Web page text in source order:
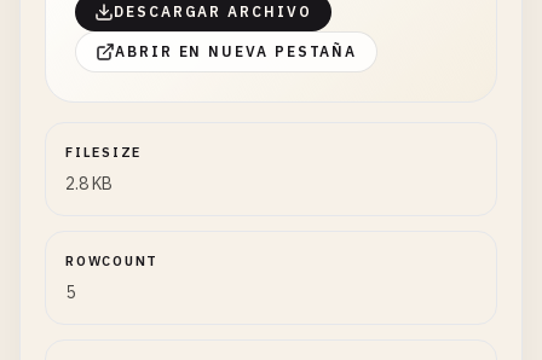
DESCARGAR ARCHIVO
ABRIR EN NUEVA PESTAÑA
FILESIZE
2.8 KB
ROWCOUNT
5